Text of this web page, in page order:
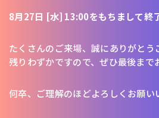
8月27日 [水] 13:00をもちまして終
たくさんのご来場、誠にありがとう
残りわずかですので、ぜひ最後まで
何卒、ご理解のほどよろしくお願い